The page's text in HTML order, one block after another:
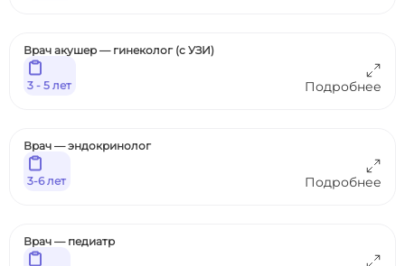
Врач акушер — гинеколог (с УЗИ)
Подробнее
3 - 5 лет
Врач — эндокринолог
Подробнее
3-6 лет
Врач — педиатр